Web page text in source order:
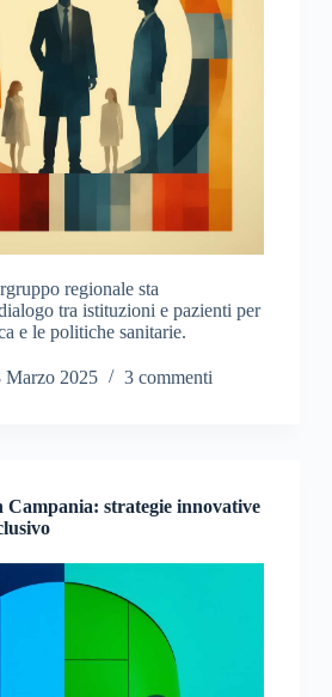
regionale sta
tra istituzioni e pazienti per
e le politiche sanitarie.
Marzo 2025 3 commenti
Campania: strategie innovative